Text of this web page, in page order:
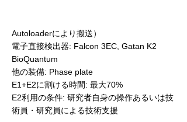
Autoloaderにより搬送）
電子直接検出器: Falcon 3EC, Gatan K2
BioQuantum
他の装備: Phase plate
E1+E2に割ける時間: 最大70%
E2利用の条件: 研究者自身の操作あるいは技
術員・研究員による技術支援